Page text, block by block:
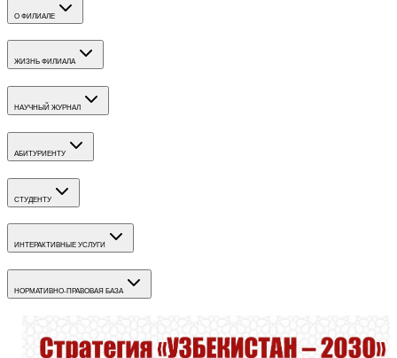
О ФИЛИАЛЕ
ЖИЗНЬ ФИЛИАЛА
НАУЧНЫЙ ЖУРНАЛ
АБИТУРИЕНТУ
СТУДЕНТУ
ИНТЕРАКТИВНЫЕ УСЛУГИ
НОРМАТИВНО-ПРАВОВАЯ БАЗА